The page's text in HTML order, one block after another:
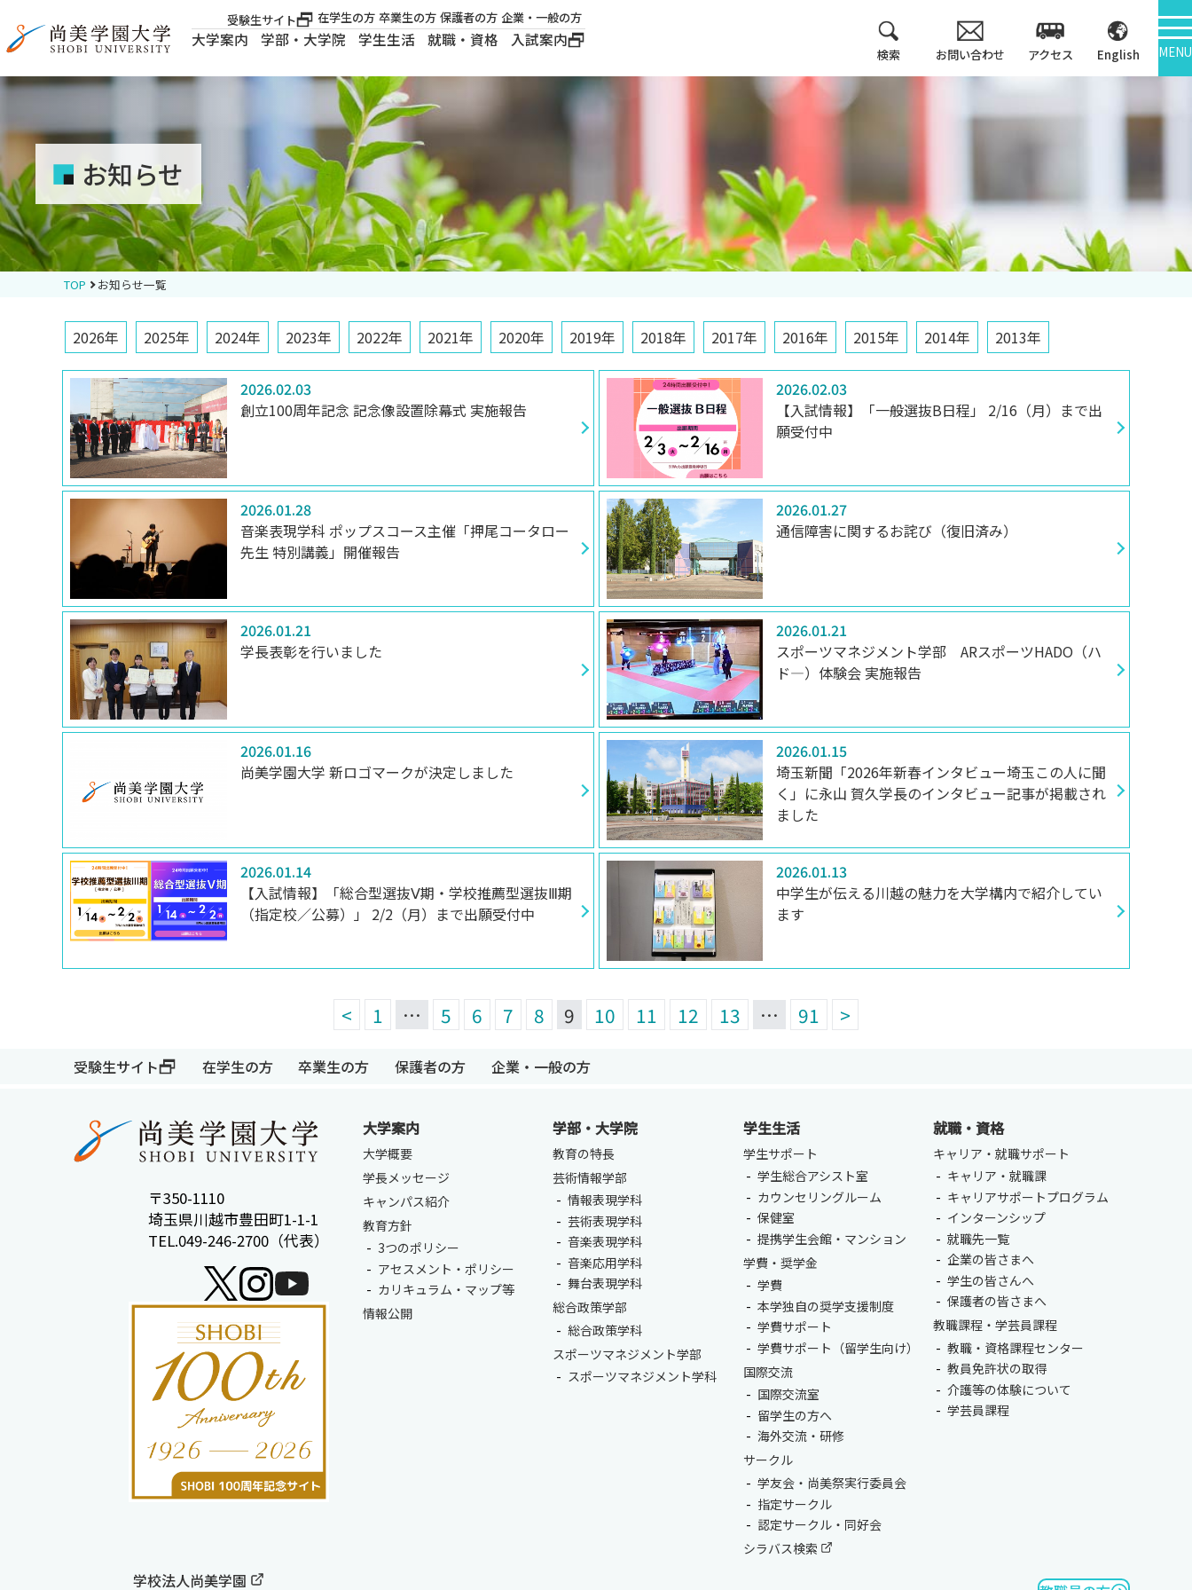
受験生サイト 在学生の方 卒業生の方 保護者の方 企業・一般の方
大学案内 学部・大学院 学生生活 就職・資格 入試案内
検索 お問い合わせ アクセス English MENU
学部・大学院
学生生活
大学案内
建学の精神
ロゴマーク・公式キ
ャラクター
教育方針
カリキュラム・マッ
プ等
キャンパス紹介
中期計画
受験生サイト 在学生の方 保護者の方 企業・一般の方
総合認証基盤システム（要ログイン）
お知らせ
TOP お知らせ一覧
2026年 2025年 2024年 2023年 2022年 2021年 2020年 2019年 2018年 2017年 2016年 2015年 2014年 2013年
2026.02.03
創立100周年記念 記念像設置除幕式 実施報告
2026.02.03
【入試情報】「一般選抜B日程」 2/16（月）まで出
願受付中
2026.01.28
音楽表現学科 ポップスコース主催「押尾コータロー
先生 特別講義」開催報告
2026.01.27
通信障害に関するお詫び（復旧済み）
2026.01.21
学長表彰を行いました
2026.01.21
スポーツマネジメント学部 ARスポーツHADO（ハ
ド―）体験会 実施報告
2026.01.16
尚美学園大学 新ロゴマークが決定しました
2026.01.15
埼玉新聞「2026年新春インタビュー埼玉この人に聞
く」に永山 賀久学長のインタビュー記事が掲載され
ました
2026.01.14
【入試情報】「総合型選抜Ⅴ期・学校推薦型選抜Ⅲ期
（指定校／公募）」 2/2（月）まで出願受付中
2026.01.13
中学生が伝える川越の魅力を大学構内で紹介してい
ます
< 1 … 5 6 7 8 9 10 11 12 13 … 91 >
受験生サイト 在学生の方 卒業生の方 保護者の方 企業・一般の方
〒350-1110
埼玉県川越市豊田町1-1-1
TEL.049-246-2700（代表）
大学案内
大学概要
学長メッセージ
キャンパス紹介
教育方針
3つのポリシー
アセスメント・ポリシー
カリキュラム・マップ等
情報公開
学部・大学院
教育の特長
芸術情報学部
情報表現学科
芸術表現学科
音楽表現学科
音楽応用学科
舞台表現学科
総合政策学部
総合政策学科
スポーツマネジメント学部
スポーツマネジメント学科
学生生活
学生サポート
学生総合アシスト室
カウンセリングルーム
保健室
提携学生会館・マンション
学費・奨学金
学費
本学独自の奨学支援制度
学費サポート
学費サポート（留学生向け）
国際交流
国際交流室
留学生の方へ
海外交流・研修
サークル
学友会・尚美祭実行委員会
指定サークル
認定サークル・同好会
シラバス検索
就職・資格
キャリア・就職サポート
キャリア・就職課
キャリアサポートプログラム
インターンシップ
就職先一覧
企業の皆さまへ
学生の皆さんへ
保護者の皆さまへ
教職課程・学芸員課程
教職・資格課程センター
教員免許状の取得
介護等の体験について
学芸員課程
学校法人尚美学園